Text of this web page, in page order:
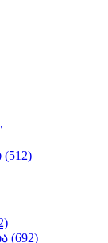
(512)
(692)